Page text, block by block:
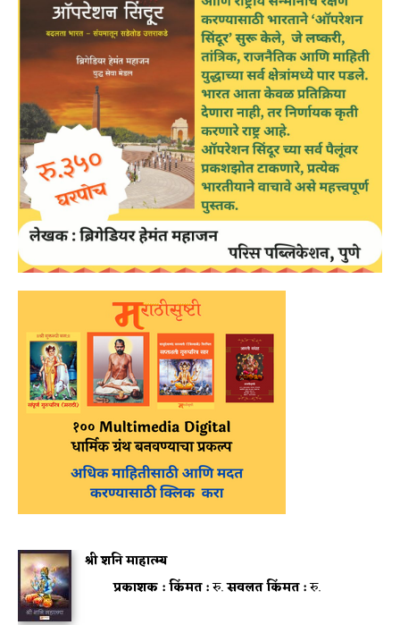
श्री शनि माहात्म्य
प्रकाशक :किंमत :रु.सवलत किंमत :रु.